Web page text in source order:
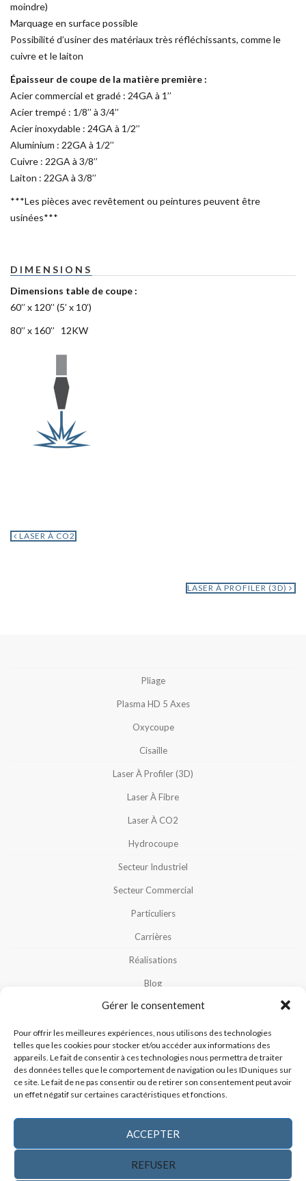
Gérer le consentement
Pour offrir les meilleures expériences, nous utilisons des technologies
telles que les cookies pour stocker et/ou accéder aux informations des
appareils. Le fait de consentir à ces technologies nous permettra de traiter
des données telles que le comportement de navigation ou les ID uniques sur
ce site. Le fait de ne pas consentir ou de retirer son consentement peut avoir
un effet négatif sur certaines caractéristiques et fonctions.
ACCEPTER
REFUSER
moindre)
Marquage en surface possible
Possibilité d’usiner des matériaux très réfléchissants, comme le
cuivre et le laiton
Épaisseur de coupe de la matière première :
Acier commercial et gradé : 24GA à 1’’
Acier trempé : 1/8’’ à 3/4’’
Acier inoxydable : 24GA à 1/2’’
Aluminium : 22GA à 1/2’’
Cuivre : 22GA à 3/8’’
Laiton : 22GA à 3/8’’
***Les pièces avec revêtement ou peintures peuvent être
usinées***
DIMENSIONS
Dimensions table de coupe :
60’’ x 120’’ (5’ x 10’)
80’’ x 160’’ 12KW
LASER À CO2
LASER À PROFILER (3D)
Pliage
Plasma HD 5 Axes
Oxycoupe
Cisaille
Laser À Profiler (3D)
Laser À Fibre
Laser À CO2
Hydrocoupe
Secteur Industriel
Secteur Commercial
Particuliers
Carrières
Réalisations
Blog
Notre Équipe
Nous Contacter
Politique De Cookies (CA)
Politique De Confidentialité